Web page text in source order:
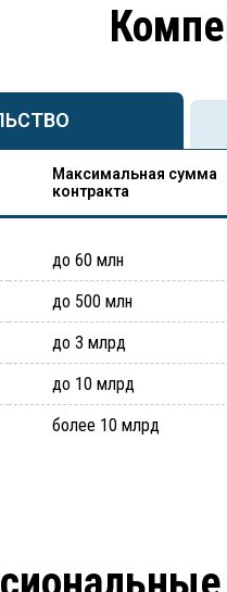
Максимальная сумма
контракта
до 60 млн
до 500 млн
до 3 млрд
до 10 млрд
более 10 млрд